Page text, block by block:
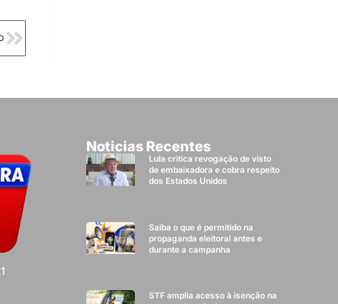
Noticias Recentes
Lula critica revogação de visto
de embaixadora e cobra respeito
dos Estados Unidos
Saiba o que é permitido na
propaganda eleitoral antes e
durante a campanha
STF amplia acesso à isenção na